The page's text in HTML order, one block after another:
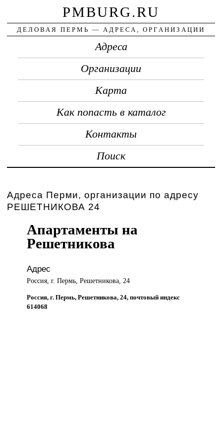
PMBURG.RU
ДЕЛОВАЯ ПЕРМЬ — АДРЕСА, ОРГАНИЗАЦИИ
Адреса
Организации
Карта
Как попасть в каталог
Контакты
Поиск
Адреса Перми, организации по адресу
РЕШЕТНИКОВА 24
Апартаменты на
Решетникова
Адрес
Россия, г. Пермь, Решетникова, 24
Россия, г. Пермь, Решетникова, 24, почтовый индекс
614068